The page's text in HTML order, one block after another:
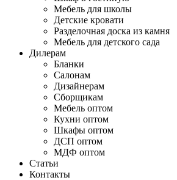
Мебель для школы
Детские кровати
Разделочная доска из камня
Мебель для детского сада
Дилерам
Бланки
Салонам
Дизайнерам
Сборщикам
Мебель оптом
Кухни оптом
Шкафы оптом
ДСП оптом
МДФ оптом
Статьи
Контакты